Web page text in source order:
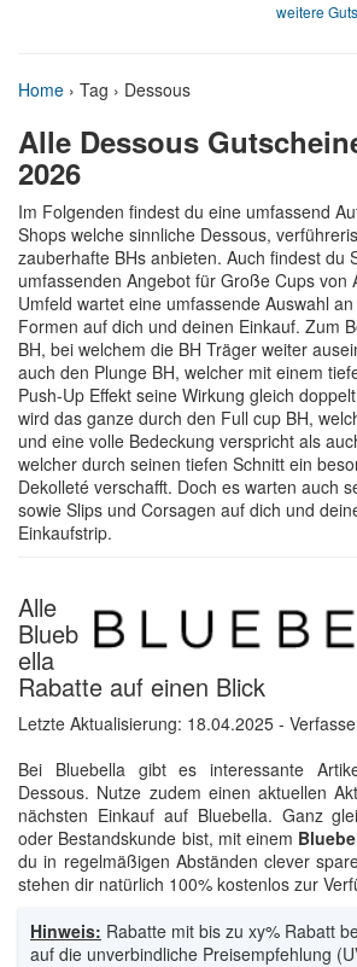
weitere
Home › Tag › Dessous
Alle Dessous
2026
Im Folgenden findest du eine umfassend
Shops welche sinnliche Dessous,
zauberhafte BHs anbieten. Auch findest du
umfassenden Angebot für Große Cups von
Umfeld wartet eine umfassende Auswahl
Formen auf dich und deinen Einkauf. Zum
BH, bei welchem die BH Träger weiter
auch den Plunge BH, welcher mit einem
Push-Up Effekt seine Wirkung gleich
wird das ganze durch den Full cup BH,
und eine volle Bedeckung verspricht als
welcher durch seinen tiefen Schnitt ein
Dekolleté verschafft. Doch es warten auch
sowie Slips und Corsagen auf dich und
Einkaufstrip.
Alle
Blueb
ella
Rabatte auf einen Blick
Letzte Aktualisierung: 18.04.2025 -
Bei Bluebella gibt es interessante
Dessous. Nutze zudem einen aktuellen
nächsten Einkauf auf Bluebella. Ganz
oder Bestandskunde bist, mit einem
du in regelmäßigen Abständen clever
stehen dir natürlich 100% kostenlos zur
Hinweis: Rabatte mit bis zu xy% Rabatt
auf die unverbindliche Preisempfehlung